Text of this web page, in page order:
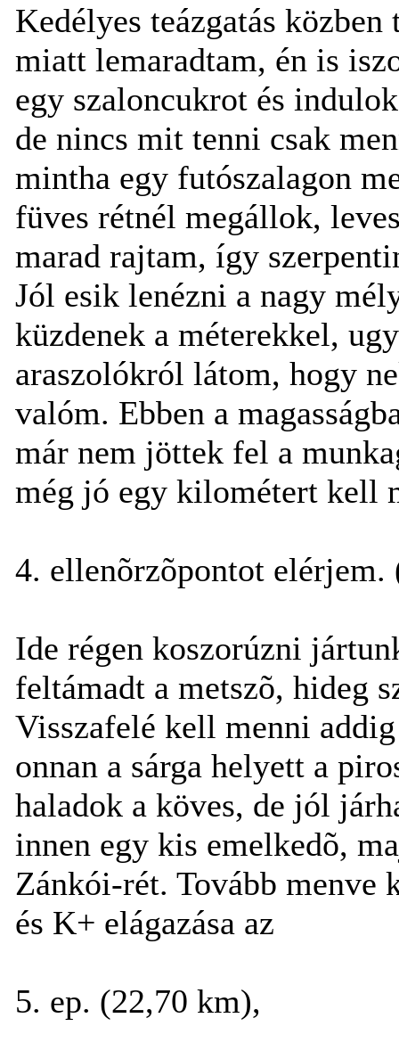
Kedélyes teázgatás
miatt lemaradtam, én is
egy szaloncukrot és
de nincs mit tenni csak
mintha egy futószalagon
füves rétnél megállok,
marad rajtam, így
Jól esik lenézni a nagy
küzdenek a méterekkel,
araszolókról látom, hogy
valóm. Ebben a
már nem jöttek fel a
még jó egy kilométert kell
4. ellenõrzõpontot elérjem.
Ide régen koszorúzni
feltámadt a metszõ, hideg
Visszafelé kell menni
onnan a sárga helyett a
haladok a köves, de jól
innen egy kis emelkedõ,
Zánkói-rét. Tovább menve
és K+ elágazása az
5. ep. (22,70 km),